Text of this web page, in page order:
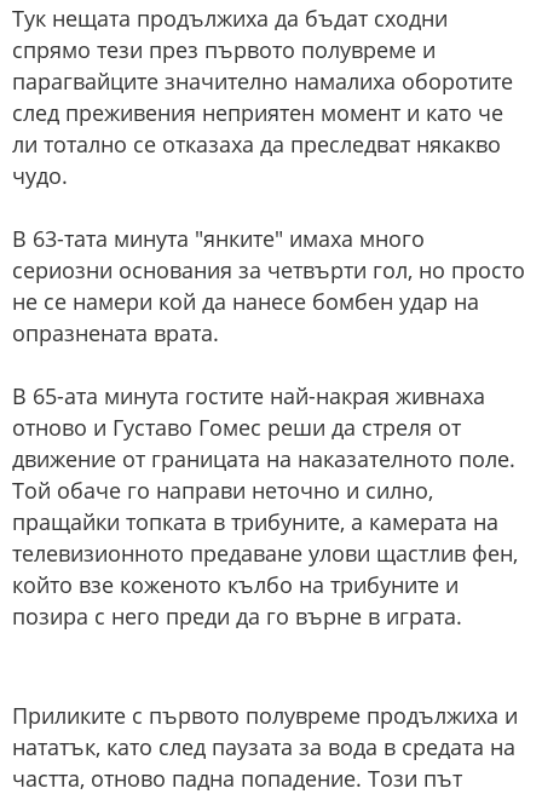
Тук нещата продължиха да бъдат сходни
спрямо тези през първото полувреме и
парагвайците значително намалиха оборотите
след преживения неприятен момент и като че
ли тотално се отказаха да преследват някакво
чудо.
В 63-тата минута "янките" имаха много
сериозни основания за четвърти гол, но просто
не се намери кой да нанесе бомбен удар на
опразнената врата.
В 65-ата минута гостите най-накрая живнаха
отново и Густаво Гомес реши да стреля от
движение от границата на наказателното поле.
Той обаче го направи неточно и силно,
пращайки топката в трибуните, а камерата на
телевизионното предаване улови щастлив фен,
който взе коженото кълбо на трибуните и
позира с него преди да го върне в играта.
Приликите с първото полувреме продължиха и
нататък, като след паузата за вода в средата на
частта, отново падна попадение. Този път